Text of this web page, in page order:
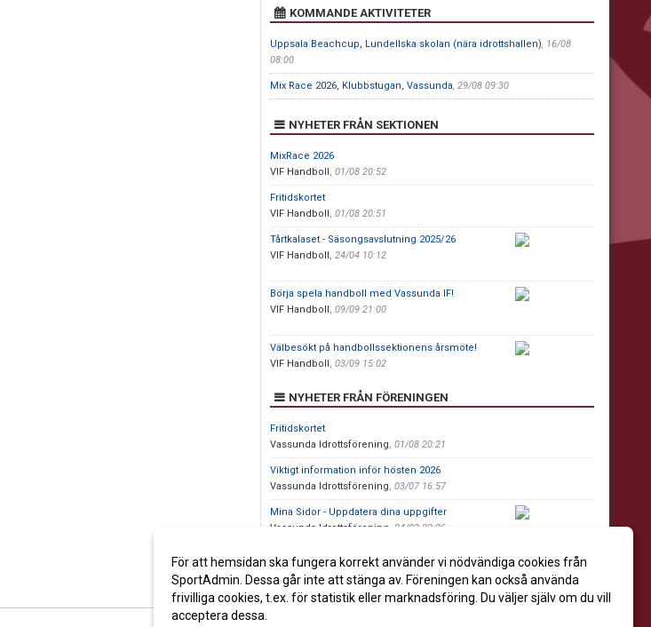
KOMMANDE AKTIVITETER
Uppsala Beachcup, Lundellska skolan (nära idrottshallen), 16/08
08:00
Mix Race 2026, Klubbstugan, Vassunda, 29/08 09:30
NYHETER FRÅN SEKTIONEN
MixRace 2026
VIF Handboll,01/08 20:52
Fritidskortet
VIF Handboll,01/08 20:51
Tårtkalaset - Säsongsavslutning 2025/26
VIF Handboll,24/04 10:12
Börja spela handboll med Vassunda IF!
VIF Handboll,09/09 21:00
Välbesökt på handbollssektionens årsmöte!
VIF Handboll,03/09 15:02
NYHETER FRÅN FÖRENINGEN
Fritidskortet
Vassunda Idrottsförening,01/08 20:21
Viktigt information inför hösten 2026
Vassunda Idrottsförening,03/07 16:57
Mina Sidor - Uppdatera dina uppgifter
Vassunda Idrottsförening
04/03 22:26
För förtjänstfulla insatser!
Vassunda Idrottsförening,01/10 16:30
För att hemsidan ska fungera korrekt använder vi nödvändiga cookies från
SportAdmin. Dessa går inte att stänga av. Föreningen kan också använda
frivilliga cookies, t.ex. för statistik eller marknadsföring. Du väljer själv om du vill
acceptera dessa.